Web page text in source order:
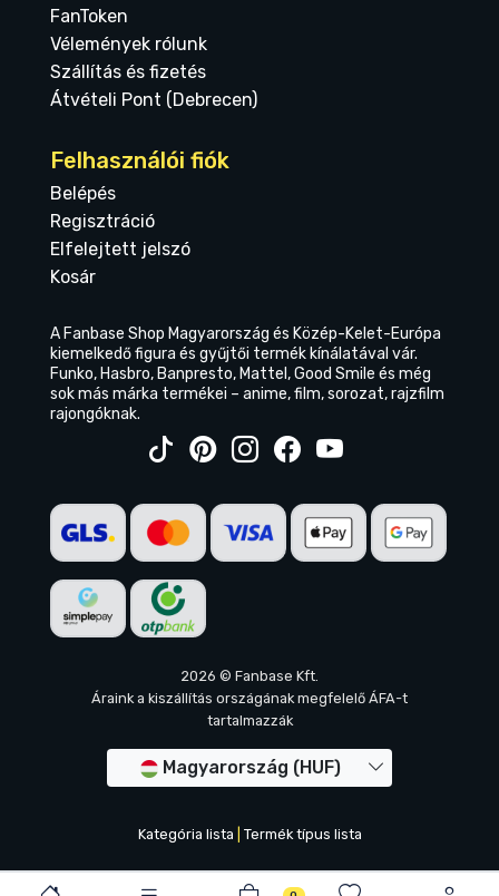
FanToken
Vélemények rólunk
Szállítás és fizetés
Átvételi Pont (Debrecen)
Felhasználói fiók
Belépés
Regisztráció
Elfelejtett jelszó
Kosár
A Fanbase Shop Magyarország és Közép-Kelet-Európa
kiemelkedő figura és gyűjtői termék kínálatával vár.
Funko, Hasbro, Banpresto, Mattel, Good Smile és még
sok más márka termékei – anime, film, sorozat, rajzfilm
rajongóknak.
2026 © Fanbase Kft.
Áraink a kiszállítás országának megfelelő ÁFA-t
tartalmazzák
Magyarország (HUF)
Kategória lista Termék típus lista